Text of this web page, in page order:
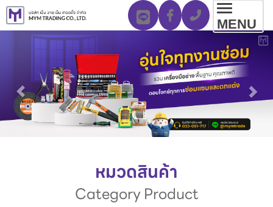
MENU
หมวดสินค้า
Category Product